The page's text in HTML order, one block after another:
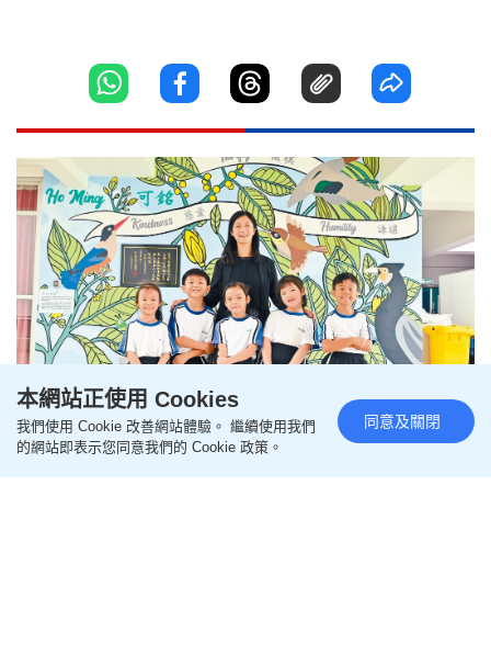
嗇色園主辦可銘學校 VASK@HO
MING計劃 推動正向教育 締造幸
本網站正使用 Cookies
我們使用 Cookie 改善網站體驗。 繼續使用我們
的網站即表示您同意我們的 Cookie 政策。
同意及關閉